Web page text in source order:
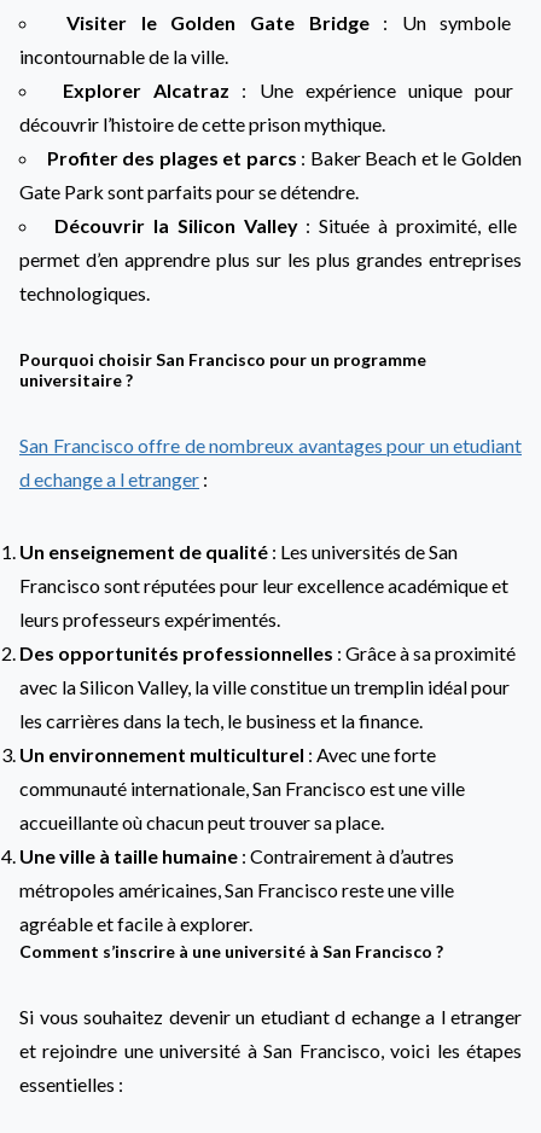
Visiter le Golden Gate Bridge: Un symbole
incontournable de la ville.
Explorer Alcatraz : Une expérience unique pour
découvrir l’histoire de cette prison mythique.
Profiter des plages et parcs : Baker Beach et le Golden
Gate Park sont parfaits pour se détendre.
Découvrir la Silicon Valley: Située à proximité, elle
permet d’en apprendre plus sur les plus grandes entreprises
technologiques.
Pourquoi choisir San Francisco pour un programme
universitaire ?
San Francisco offre de nombreux avantages pour un etudiant
d echange a l etranger :
Un enseignement de qualité : Les universités de San
Francisco sont réputées pour leur excellence académique et
leurs professeurs expérimentés.
Des opportunités professionnelles : Grâce à sa proximité
avec la Silicon Valley, la ville constitue un tremplin idéal pour
les carrières dans la tech, le business et la finance.
Un environnement multiculturel : Avec une forte
communauté internationale, San Francisco est une ville
accueillante où chacun peut trouver sa place.
Une ville à taille humaine : Contrairement à d’autres
métropoles américaines, San Francisco reste une ville
agréable et facile à explorer.
Comment s’inscrire à une université à San Francisco ?
Si vous souhaitez devenir un etudiant d echange a l etranger
et rejoindre une université à San Francisco, voici les étapes
essentielles :